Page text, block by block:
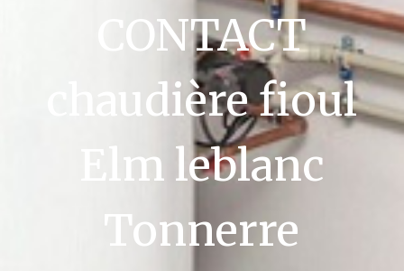
CONTACT
chaudière fioul
Elm leblanc
Tonnerre